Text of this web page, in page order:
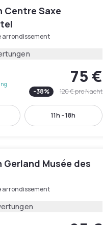
Centre Saxe
arrondissement
75 €
-38% 120 €pro Nacht
11h - 18h
Musée des
arrondissement